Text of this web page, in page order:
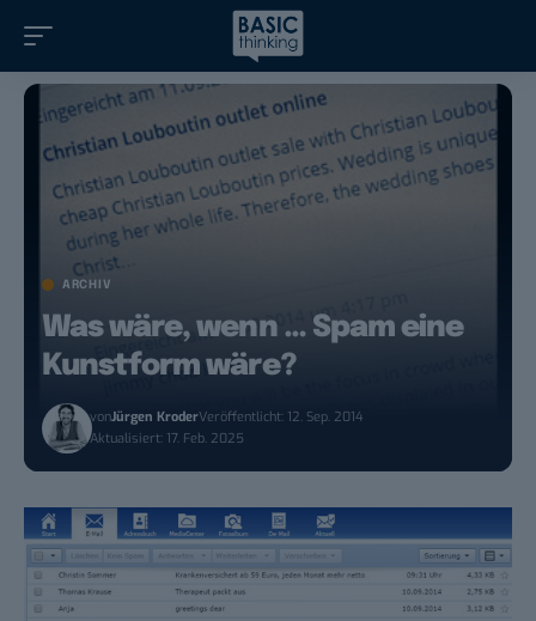
ARCHIV
Was wäre, wenn … Spam eine
Kunstform wäre?
vonJürgen KroderVeröffentlicht: 12. Sep. 2014
Aktualisiert: 17. Feb. 2025